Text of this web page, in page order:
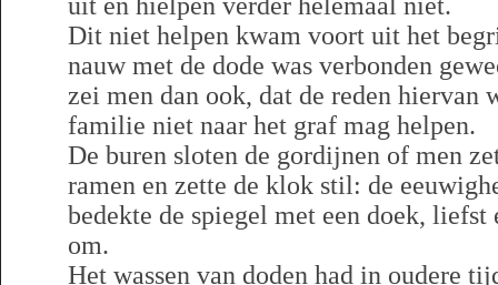
Dit niet helpen kwam voort uit het
nauw met de dode was verbonden
zei men dan ook, dat de reden hiervan
familie niet naar het graf mag helpen.
De buren sloten de gordijnen of men
ramen en zette de klok stil: de
bedekte de spiegel met een doek,
om.
Het wassen van doden had in oudere